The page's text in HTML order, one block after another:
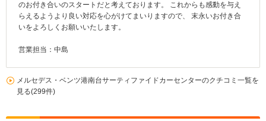
のお付き合いのスタートだと考えております。 これからも感動を与え
らえるようより良い対応を心がけてまいりますので、 末永いお付き合
いをよろしくお願いいたします。
営業担当：中島
メルセデス・ベンツ港南台サーティファイドカーセンターのクチコミ一覧を
見る(299件)